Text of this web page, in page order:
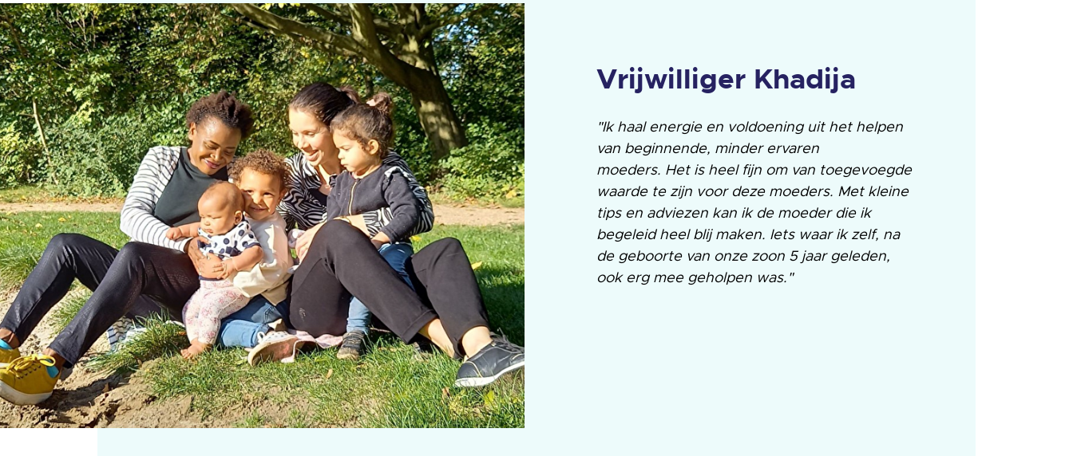
Vrijwilliger Khadija
"Ik haal energie en voldoening uit het helpen
van beginnende, minder ervaren
moeders. Het is heel fijn om van toegevoegde
waarde te zijn voor deze moeders. Met kleine
tips en adviezen kan ik de moeder die ik
begeleid heel blij maken. Iets waar ik zelf, na
de geboorte van onze zoon 5 jaar geleden,
ook erg mee geholpen was."